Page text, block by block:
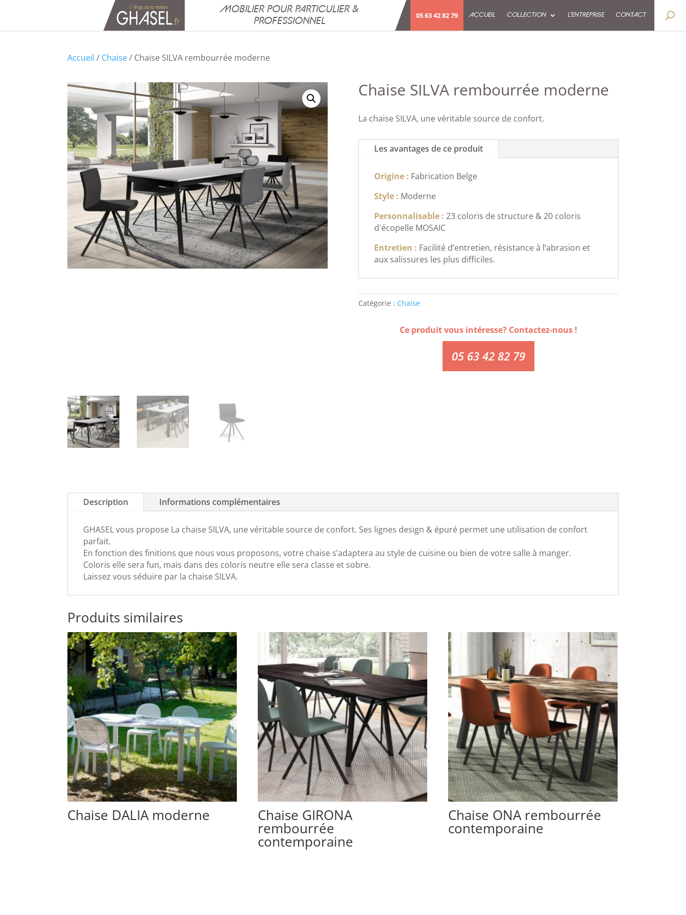
MOBILIER POUR PARTICULIER &
PROFESSIONNEL
05 63 42 82 79 ACCUEIL COLLECTION L’ENTREPRISE CONTACT
Accueil / Chaise/ Chaise SILVA rembourrée moderne
Chaise SILVA rembourrée moderne
La chaise SILVA, une véritable source de confort.
Les avantages de ce produit
Origine : Fabrication Belge
Style : Moderne
Personnalisable : 23 coloris de structure & 20 coloris
d'écopelle MOSAIC
Entretien : Facilité d’entretien, résistance à l’abrasion et
aux salissures les plus difficiles.
Catégorie : Chaise
Ce produit vous intéresse? Contactez-nous !
05 63 42 82 79
Description Informations complémentaires
GHASEL vous propose La chaise SILVA, une véritable source de confort. Ses lignes design & épuré permet une utilisation de confort
parfait.
En fonction des finitions que nous vous proposons, votre chaise s’adaptera au style de cuisine ou bien de votre salle à manger.
Coloris elle sera fun, mais dans des coloris neutre elle sera classe et sobre.
Laissez vous séduire par la chaise SILVA.
Produits similaires
Chaise DALIA moderne Chaise GIRONA
rembourrée
contemporaine
Chaise ONA rembourrée
contemporaine